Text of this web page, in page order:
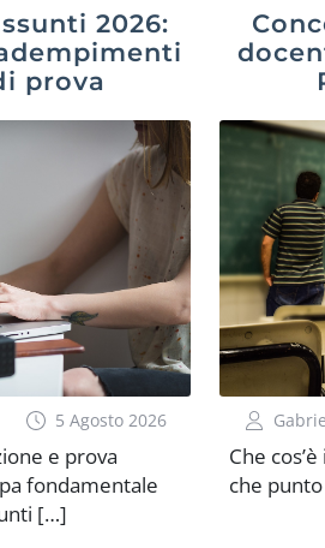
2026:
prova
5 Agosto 2026
e prova
fondamentale
[…]
Che
che